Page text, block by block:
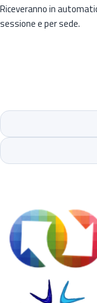
Riceveranno in
sessione e per sede.
Sede
Sede di